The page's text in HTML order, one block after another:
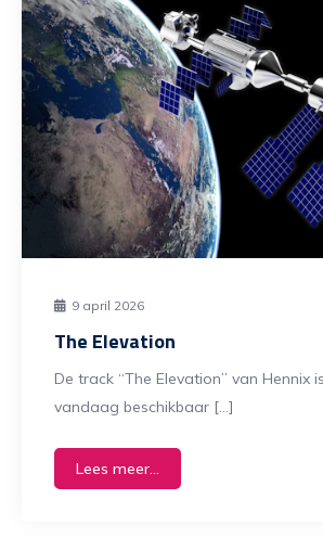
9 april 2026
The Elevation
De track “The Elevation” van Hennix
vandaag beschikbaar […]
Lees meer...